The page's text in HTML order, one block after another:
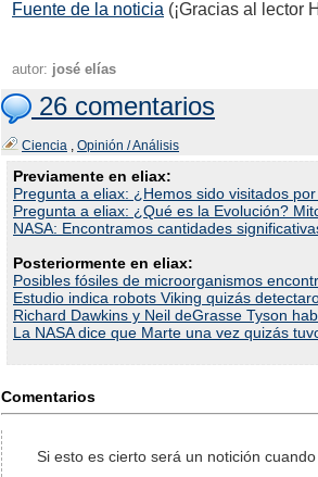
Fuente de la noticia (¡Gracias al lector
autor: josé elías
26 comentarios
Ciencia , Opinión / Análisis
Previamente en eliax:
Pregunta a eliax: ¿Hemos sido visitados
Pregunta a eliax: ¿Qué es la Evolución?
NASA: Encontramos cantidades
Posteriormente en eliax:
Posibles fósiles de microorganismos
Estudio indica robots Viking quizás
Richard Dawkins y Neil deGrasse Tyson
La NASA dice que Marte una vez quizás
Comentarios
Si esto es cierto será un notición